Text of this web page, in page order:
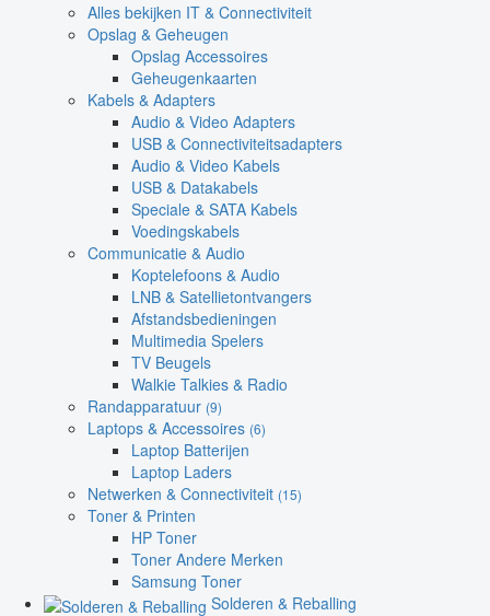
Alles bekijken IT & Connectiviteit
Opslag & Geheugen
Opslag Accessoires
Geheugenkaarten
Kabels & Adapters
Audio & Video Adapters
USB & Connectiviteitsadapters
Audio & Video Kabels
USB & Datakabels
Speciale & SATA Kabels
Voedingskabels
Communicatie & Audio
Koptelefoons & Audio
LNB & Satellietontvangers
Afstandsbedieningen
Multimedia Spelers
TV Beugels
Walkie Talkies & Radio
Randapparatuur (9)
Laptops & Accessoires (6)
Laptop Batterijen
Laptop Laders
Netwerken & Connectiviteit (15)
Toner & Printen
HP Toner
Toner Andere Merken
Samsung Toner
Solderen & Reballing